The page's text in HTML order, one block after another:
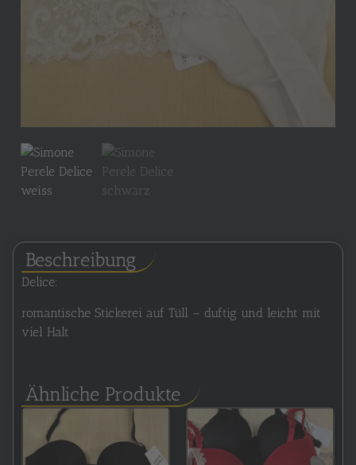
Beschreibung
Delice:
romantische Stickerei auf Tüll – duftig und leicht mit
viel Halt
Ähnliche Produkte